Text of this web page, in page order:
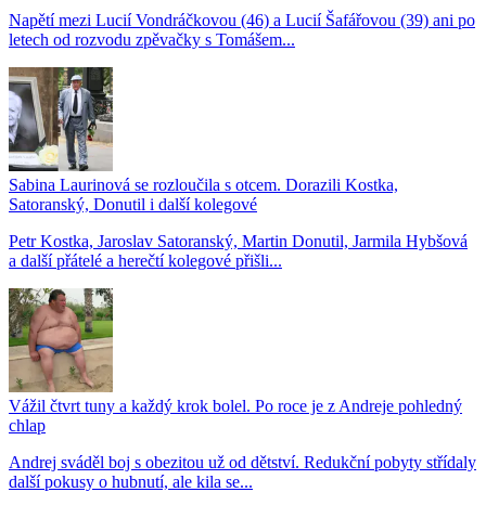
Napětí mezi Lucií Vondráčkovou (46) a Lucií Šafářovou (39) ani po
letech od rozvodu zpěvačky s Tomášem...
Sabina Laurinová se rozloučila s otcem. Dorazili Kostka,
Satoranský, Donutil i další kolegové
Petr Kostka, Jaroslav Satoranský, Martin Donutil, Jarmila Hybšová
a další přátelé a herečtí kolegové přišli...
Vážil čtvrt tuny a každý krok bolel. Po roce je z Andreje pohledný
chlap
Andrej sváděl boj s obezitou už od dětství. Redukční pobyty střídaly
další pokusy o hubnutí, ale kila se...